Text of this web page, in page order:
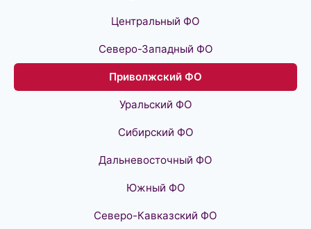
Центральный ФО
Северо-Западный ФО
Приволжский ФО
Уральский ФО
Сибирский ФО
Дальневосточный ФО
Южный ФО
Северо-Кавказский ФО